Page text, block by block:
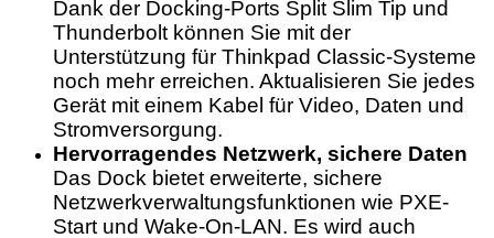
Dank der Docking-Ports Split Slim Tip und
Thunderbolt können Sie mit der
Unterstützung für Thinkpad Classic-Systeme
noch mehr erreichen. Aktualisieren Sie jedes
Gerät mit einem Kabel für Video, Daten und
Stromversorgung.
Hervorragendes Netzwerk, sichere Daten
Das Dock bietet erweiterte, sichere
Netzwerkverwaltungsfunktionen wie PXE-
Start und Wake-On-LAN. Es wird auch